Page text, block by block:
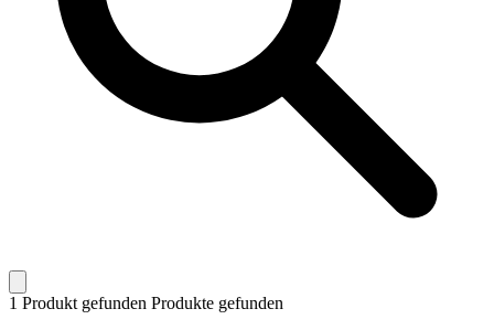
1 Produkt gefunden Produkte gefunden